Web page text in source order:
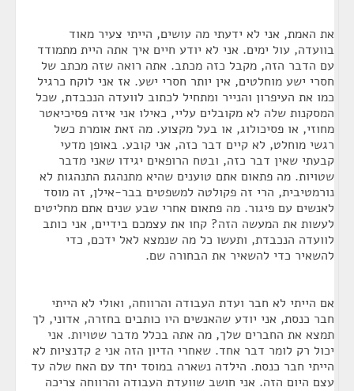
את האמת, אני לא ידעתי מה עושים, הייתי צעיר מאוד
בוועדה, עול ימים. אני לא יודע חיים איך אתה היית מתמודד
עם הדבר הזה, מקבל כזה מכתב. אתה רואה שזה מכתב של
חסרי ישע מוחלטים, אין יותר חסרי ישע. אז אני לוקח כרגיל
כמו את העיפרון והנייר ומתחיל לכתוב לוועדה הנכבדת, שכל
המסקנות שלה לא מקובלים עליי, כאילו אני איזה פסיכיאטר
מחוזי, או פסיכולוג, או בעל מקצוע. מה זאת אומרת כשל
רגשי מוחלט, לא קיים דבר כזה, אני קובע. באופן מדעי
קבעתי שאין דבר כזה, ובטח הרופאים יגידו שאני מדבר
שטויות. מה פתאום אתם טוענים שהיא מתנהגת התנהגות לא
נורמטיבית, הרי זה פקולטה למשפטים בבר-אילן, זה מוסד
לאנשים עם פיגור. מה פתאום אחרי שבע שנים אתם מחליטים
לעשות את המעשה הזה? קחו את עצמכם בידיים, אני כותב
לוועדה הנכבדת, ותעשו כל מה שנמצא לאל ידכם, כדי
להשאיר כדי להשאיר את הבחורה שם.
אם הייתי לא חבר ועדת העבודה והרווחה, ואולי לא הייתי
חבר כנסת, אני יודע שהאנשים היו כותבים בחזרה, אדוני, לך
תמצא את החברים שלך, מה אתה בכלל מדבר שטויות. אני
יכול רק לומר דבר אחד. שאחרי הדיון הזה אני 2 קדנציות לא
הייתי חבר כנסת. הילדה נשארה במוסד יחד עם האח שלה עד
עצם היום הזה. אני חושב שוועדת העבודה והרווחה צריכה